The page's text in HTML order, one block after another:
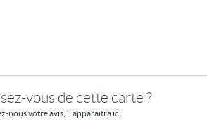
vous de cette carte ?
nous votre avis, il apparaitra ici.